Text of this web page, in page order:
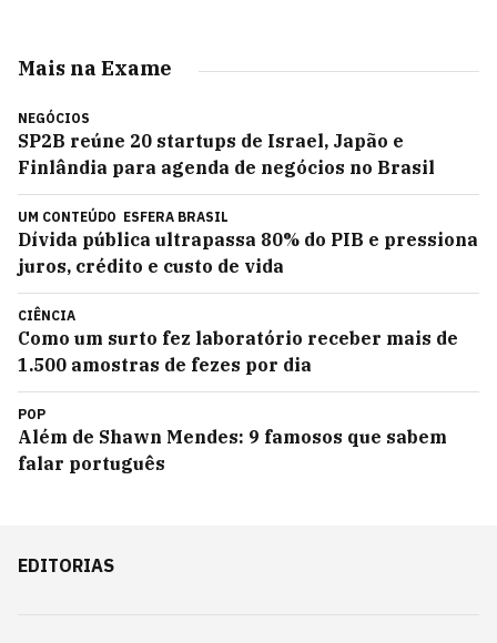
Mais na Exame
NEGÓCIOS
SP2B reúne 20 startups de Israel, Japão e
Finlândia para agenda de negócios no Brasil
UM CONTEÚDO ESFERA BRASIL
Dívida pública ultrapassa 80% do PIB e pressiona
juros, crédito e custo de vida
CIÊNCIA
Como um surto fez laboratório receber mais de
1.500 amostras de fezes por dia
POP
Além de Shawn Mendes: 9 famosos que sabem
falar português
EDITORIAS